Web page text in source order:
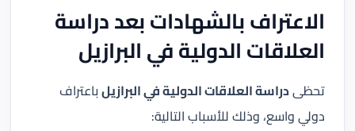
الاعتراف بالشهادات بعد دراسة
العلاقات الدولية في البرازيل
تحظىدراسة العلاقات الدولية في البرازيلباعتراف
دولي واسع، وذلك للأسباب التالية: